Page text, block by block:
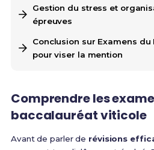
Gestion du stress et
épreuves
Conclusion sur Examens
pour viser la mention
Comprendre les
baccalauréat viticole
Avant de parler de révisions